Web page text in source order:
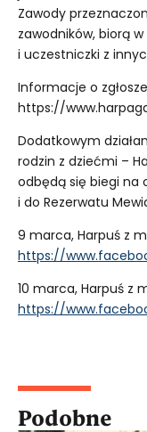
Zawody
zawodników, biorą
i uczestniczki z
Informacje o
https://
Dodatkowym
rodzin z dziećmi –
odbędą się biegi na
i do Rezerwatu
9 marca, Harpuś z
https://
10 marca, Harpuś z
https://
Podobne